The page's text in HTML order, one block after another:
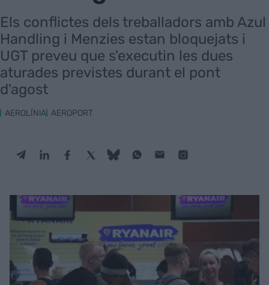
Els conflictes dels treballadors amb Azul
Handling i Menzies estan bloquejats i
UGT preveu que s'executin les dues
aturades previstes durant el pont
d'agost
AEROLÍNIA AEROPORT